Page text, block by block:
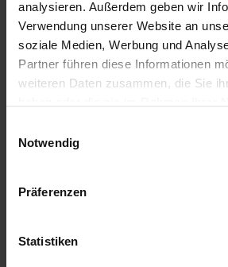
analysieren. Außerdem geben wir
Verwendung unserer Website an
soziale Medien, Werbung und
Partner führen diese Informationen
weiteren Daten zusammen, die Sie
Notwendig
Präferenzen
Statistiken
Weber Slate or